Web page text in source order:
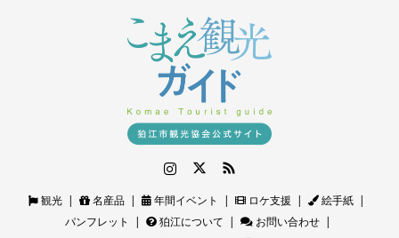
観光 名産品 年間イベント ロケ支援
絵手紙
パンフレット
狛江について
お問い合わせ